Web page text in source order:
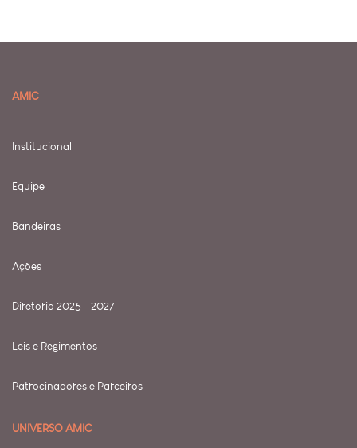
AMIC
Institucional
Equipe
Bandeiras
Ações
Diretoria 2025 - 2027
Leis e Regimentos
Patrocinadores e Parceiros
UNIVERSO AMIC